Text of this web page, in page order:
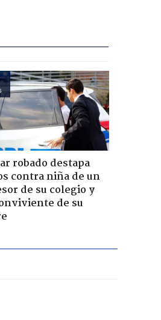
robado destapa
contra niña de un
de su colegio y
de su